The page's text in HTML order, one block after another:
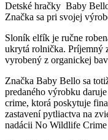
Detské hračky Baby
Značka sa pri svojej
Sloník elfík je ručne
ukrytá rolnička. Príjemný
vyrobený z organickej
Značka Baby Bello sa
predaného výrobku
crime, ktorá poskytuje
zastavení pytliactva na
nadácii No Wildlife